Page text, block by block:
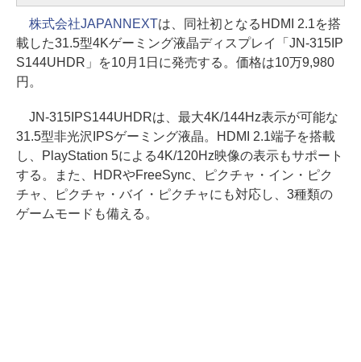
株式会社JAPANNEXTは、同社初となるHDMI 2.1を搭
載した31.5型4Kゲーミング液晶ディスプレイ「JN-315IP
S144UHDR」を10月1日に発売する。価格は10万9,980
円。
JN-315IPS144UHDRは、最大4K/144Hz表示が可能な
31.5型非光沢IPSゲーミング液晶。HDMI 2.1端子を搭載
し、PlayStation 5による4K/120Hz映像の表示もサポート
する。また、HDRやFreeSync、ピクチャ・イン・ピク
チャ、ピクチャ・バイ・ピクチャにも対応し、3種類の
ゲームモードも備える。